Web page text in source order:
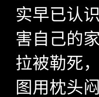
实早已认
害自己的
拉被勒死
图用枕头